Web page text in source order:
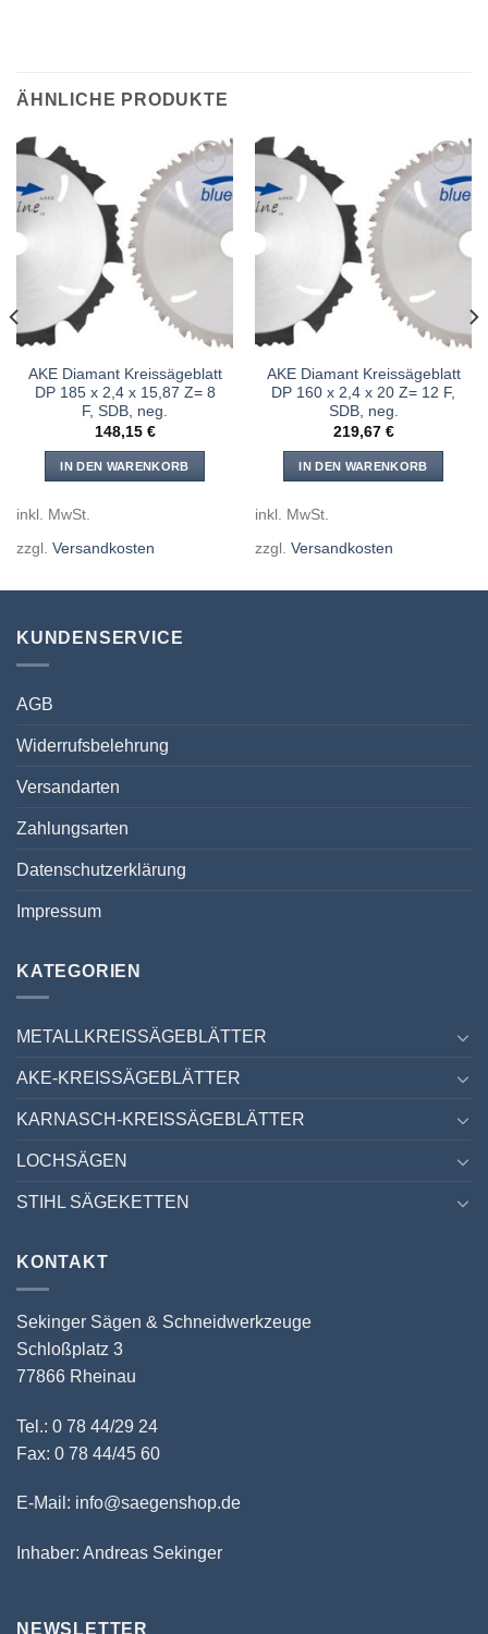
ÄHNLICHE PRODUKTE
Meine
AKE Diamant Kreissägeblatt
DP 185 x 2,4 x 15,87 Z= 8
F, SDB, neg.
148,15 €
IN DEN WARENKORB
inkl. MwSt.
zzgl. Versandkosten
Meine
AKE Diamant Kreissägeblatt
DP 160 x 2,4 x 20 Z= 12 F,
SDB, neg.
219,67 €
IN DEN WARENKORB
inkl. MwSt.
zzgl. Versandkosten
KUNDENSERVICE
AGB
Widerrufsbelehrung
Versandarten
Zahlungsarten
Datenschutzerklärung
Impressum
KATEGORIEN
METALLKREISSÄGEBLÄTTER
AKE-KREISSÄGEBLÄTTER
KARNASCH-KREISSÄGEBLÄTTER
LOCHSÄGEN
STIHL SÄGEKETTEN
KONTAKT
Sekinger Sägen & Schneidwerkzeuge
Schloßplatz 3
77866 Rheinau
Tel.: 0 78 44/29 24
Fax: 0 78 44/45 60
E-Mail: info@saegenshop.de
Inhaber: Andreas Sekinger
NEWSLETTER